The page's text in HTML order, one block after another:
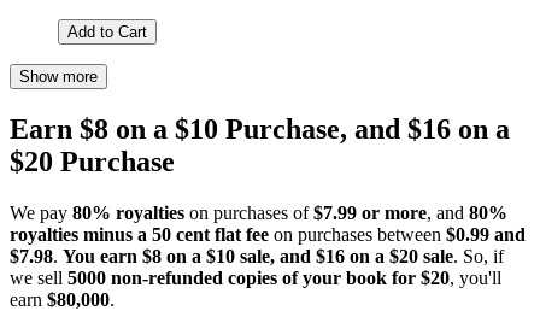
Add to Cart
Show more
Earn $8 on a $10 Purchase, and $16 on a
$20 Purchase
We pay 80% royalties on purchases of$7.99 or more, and 80%
royalties minus a 50 cent flat fee on purchases between $0.99 and
$7.98. You earn $8 on a $10 sale, and $16 on a $20 sale. So, if
we sell 5000 non-refunded copies of your book for $20, you'll
earn $80,000.